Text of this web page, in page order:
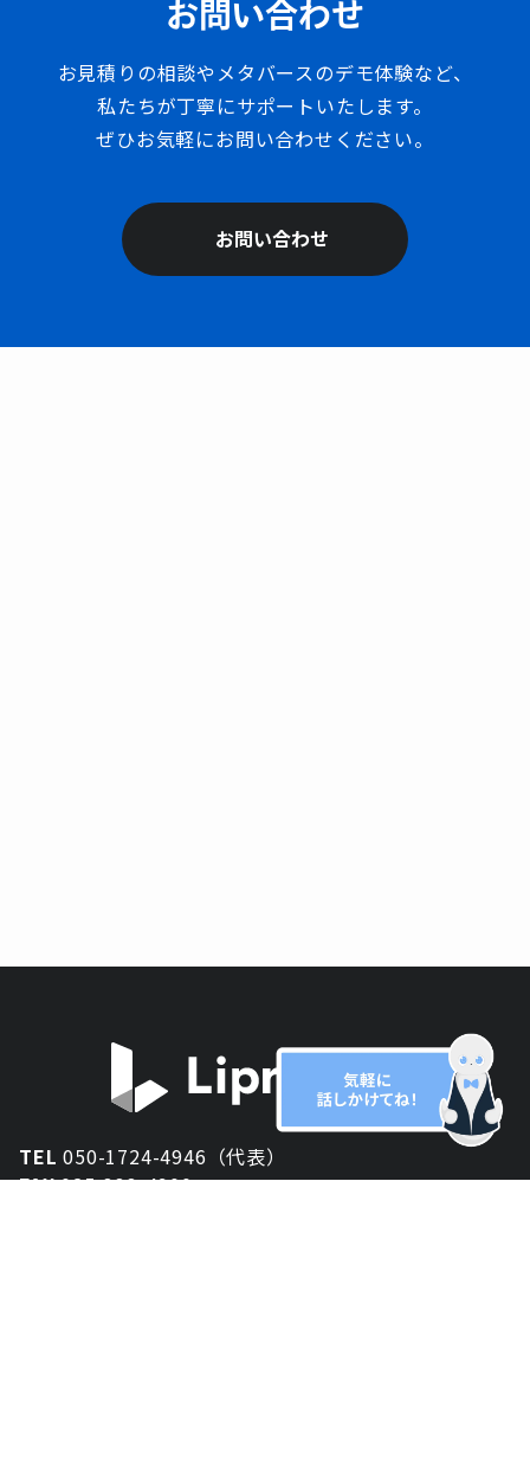
お問い合わせ
お見積りの相談やメタバースのデモ体験など、
私たちが丁寧にサポートいたします。
ぜひお気軽にお問い合わせください。
お問い合わせ
TEL050-1724-4946（代表）
FAX025-333-4900